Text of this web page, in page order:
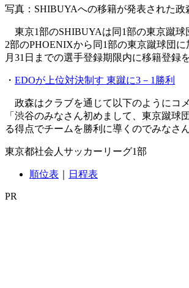
写真：SHIBUYAへの移籍が発表された政
東京1部のSHIBUYAは同1部の東京蹴球
2部のPHOENIXから同1部の東京蹴球団
月31日までの選手登録期限内に移籍登録
・ EDOが上位対決制す 東蹴に3－1勝利
政森はクラブを通じて以下のようにコメ
「渋谷のみなさん初めまして、東京蹴
る得点でチームを勝利に導くのでみなさ
東京都社会人サッカーリーグ1部
順位表 日程表
PR